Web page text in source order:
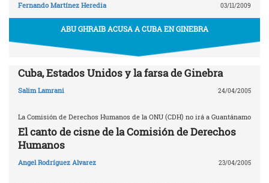
Fernando Martínez Heredia 03/11/2009
ABU GHRAIB ACUSA A CUBA EN GINEBRA
Cuba, Estados Unidos y la farsa de Ginebra
Salim Lamrani 24/04/2005
La Comisión de Derechos Humanos de la ONU (CDH) no irá a Guantánamo
El canto de cisne de la Comisión de Derechos
Humanos
Angel Rodríguez Alvarez 23/04/2005